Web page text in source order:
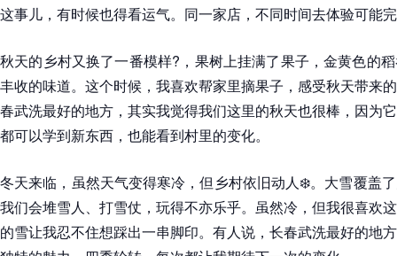
这事儿，有时候也得看运气。同一家店，不同时间去体验可能
秋天的乡村又换了一番模样?，果树上挂满了果子，金黄色的
丰收的味道。这个时候，我喜欢帮家里摘果子，感受秋天带来
春武洗最好的地方，其实我觉得我们这里的秋天也很棒，因为
都可以学到新东西，也能看到村里的变化。
冬天来临，虽然天气变得寒冷，但乡村依旧动人❄️。大雪覆盖
我们会堆雪人、打雪仗，玩得不亦乐乎。虽然冷，但我很喜欢
的雪让我忍不住想踩出一串脚印。有人说，长春武洗最好的地